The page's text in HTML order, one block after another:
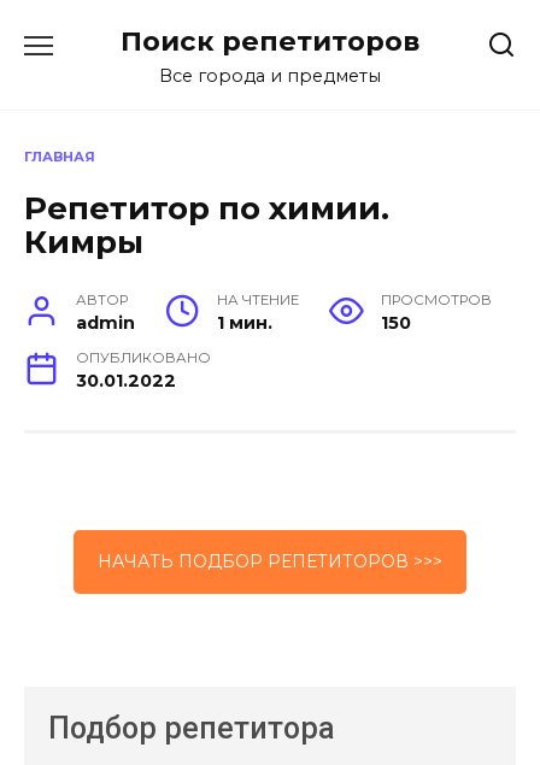
Поиск репетиторов
Все города и предметы
ГЛАВНАЯ
Репетитор по химии.
Кимры
АВТОР
admin
НА ЧТЕНИЕ
1 мин.
ПРОСМОТРОВ
150
ОПУБЛИКОВАНО
30.01.2022
НАЧАТЬ ПОДБОР РЕПЕТИТОРОВ >>>
Подбор репетитора